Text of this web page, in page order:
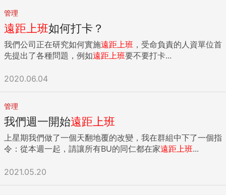
管理
遠距 上班如何打卡？
我們公司正在研究如何實施遠距 上班 ，受命負責的人資單位首
先提出了各種問題，例如遠距 上班要不要打卡...
2020.06.04
管理
我們週一開始遠距 上班
上星期我們做了一個天翻地覆的改變，我在群組中下了一個指
令：從本週一起，請讓所有BU的同仁都在家遠距 上班...
2021.05.20